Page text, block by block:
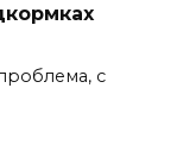
с